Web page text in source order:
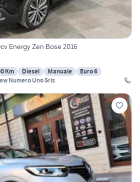
Energy Zen Bose 2016
Km Diesel Manuale
Euro 6
Numero Uno Srls